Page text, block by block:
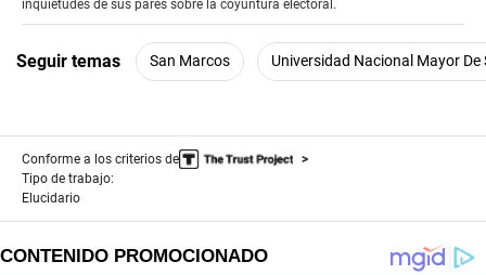
minutes,
seconds
inquietudes de sus pares sobre la coyuntura electoral.
Seguir temas San Marcos Universidad Nacional Mayor De
Conforme a los criterios de
Tipo de trabajo:
Elucidario